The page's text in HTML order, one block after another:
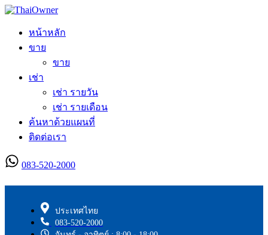
หน้าหลัก
ขาย
ขาย
เช่า
เช่า รายวัน
เช่า รายเดือน
ค้นหาด้วยแผนที่
ติดต่อเรา
083-520-2000
ประเทศไทย
083-520-2000